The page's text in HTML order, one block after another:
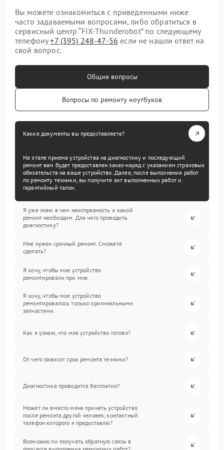
Вы можете ознакомиться с приведенными ниже
часто задаваемыми вопросами, либо обратиться в
сервисный центр “FIX-Thunderobot” по следующему
телефону+7 (395) 248-47-56 если не нашли ответ на
свой вопрос.
Общие вопросы
Вопросы по ремонту ноутбуков
Какие документы вы предоставляете?
На этапе приема устройства на диагностику и последующий
ремонт вам будет предоставлен заказ-наряд с указанием страховых
обязательств на ваше устройство. Далее, после выполнения работ
по ремонту техники, вы получите акт выполненных работ и
гарантийный талон.
Я уже знаю в чем неисправность и какой
ремонт необходим. Для чего проводить
диагностику?
Мне нужен срочный ремонт. Сможете
сделать?
Я хочу, чтобы мое устройство
ремонтировали при мне.
Я хочу, чтобы мое устройство
ремонтировалось только оригинальными
запчастями.
Как я узнаю, что мое устройство готово?
От чего зависит срок ремонта техники?
Диагностика проводится бесплатно?
Может ли вместо меня принять устройство
после ремонта другой человек, контактный
телефон которого я предоставлю?
Возможно ли получать обратную связь в